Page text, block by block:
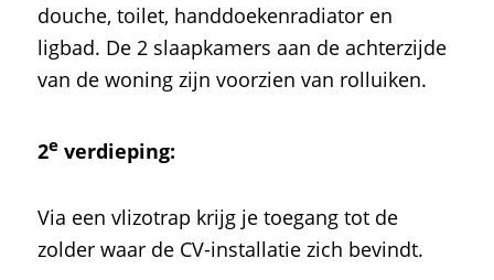
douche, toilet, handdoekenradiator en
ligbad. De 2 slaapkamers aan de achterzijde
van de woning zijn voorzien van rolluiken.
2everdieping:
Via een vlizotrap krijg je toegang tot de
zolder waar de CV-installatie zich bevindt.